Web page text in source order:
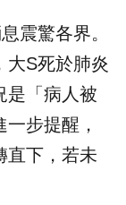
震驚各界。
大S死於肺炎
是「病人被
步提醒，
直下，若未